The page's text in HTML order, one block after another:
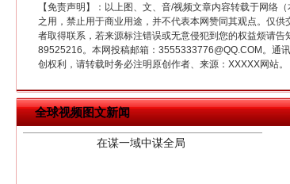
【免责声明】：以上图、文、音/视频文章内容转载于网络
之用，禁止用于商业用途，并不代表本网赞同其观点。仅
者取得联系，若来源标注错误或无意侵犯到您的权益烦请
89525216。本网投稿邮箱：3555333776@QQ.COM。通
创权利，请转载时务必注明原创作者、来源：XXXXX网站。
全球视频图文新闻
在谋一域中谋全局